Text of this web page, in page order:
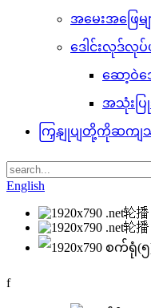
အမေးအဖြေမျ
ဒေါင်းလုဒ်လုပ်
ဆော့ဝဲဒ
အသုံးပ
ကြှနျုပျတို့ကိုဆကျ
English
f